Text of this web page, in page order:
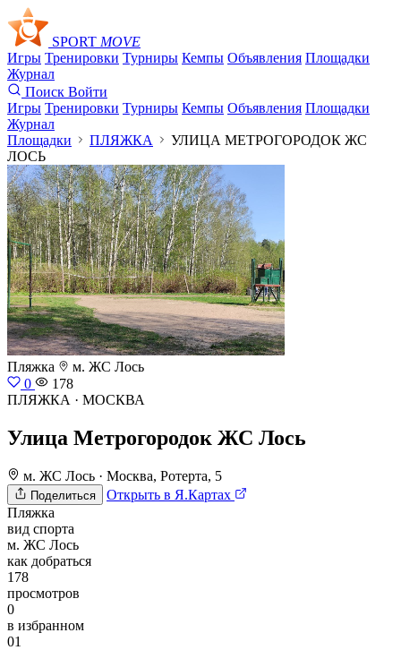
SPORT MOVE
Игры Тренировки Турниры Кемпы Объявления Площадки
Журнал
Поиск Войти
Игры Тренировки Турниры Кемпы Объявления Площадки
Журнал
Площадки
ПЛЯЖКА
УЛИЦА МЕТРОГОРОДОК ЖС
ЛОСЬ
Пляжка
м. ЖС Лось
0
178
ПЛЯЖКА · МОСКВА
Улица Метрогородок ЖС Лось
м. ЖС Лось · Москва, Ротерта, 5
Поделиться
Открыть в Я.Картах
Пляжка
вид спорта
м. ЖС Лось
как добраться
178
просмотров
0
в избранном
01